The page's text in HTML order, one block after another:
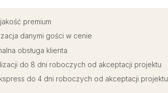
premium
danymi gości w cenie
obsługa klienta
do 8 dni roboczych od akceptacji projektu
do 4 dni roboczych od akceptacji projektu